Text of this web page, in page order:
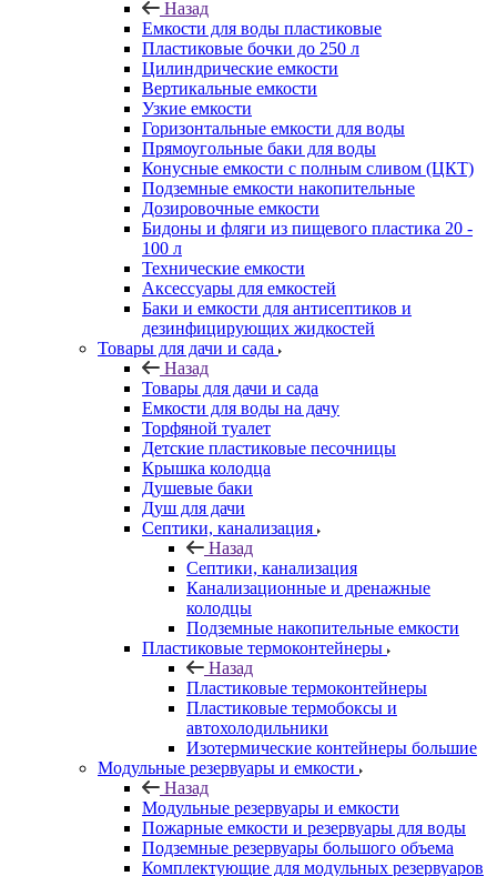
Назад
Емкости для воды пластиковые
Пластиковые бочки до 250 л
Цилиндрические емкости
Вертикальные емкости
Узкие емкости
Горизонтальные емкости для воды
Прямоугольные баки для воды
Конусные емкости с полным сливом (ЦКТ)
Подземные емкости накопительные
Дозировочные емкости
Бидоны и фляги из пищевого пластика 20 -
100 л
Технические емкости
Аксессуары для емкостей
Баки и емкости для антисептиков и
дезинфицирующих жидкостей
Товары для дачи и сада
Назад
Товары для дачи и сада
Емкости для воды на дачу
Торфяной туалет
Детские пластиковые песочницы
Крышка колодца
Душевые баки
Душ для дачи
Септики, канализация
Назад
Септики, канализация
Канализационные и дренажные
колодцы
Подземные накопительные емкости
Пластиковые термоконтейнеры
Назад
Пластиковые термоконтейнеры
Пластиковые термобоксы и
автохолодильники
Изотермические контейнеры большие
Модульные резервуары и емкости
Назад
Модульные резервуары и емкости
Пожарные емкости и резервуары для воды
Подземные резервуары большого объема
Комплектующие для модульных резервуаров